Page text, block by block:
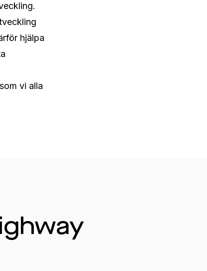
hjälpa
vi alla